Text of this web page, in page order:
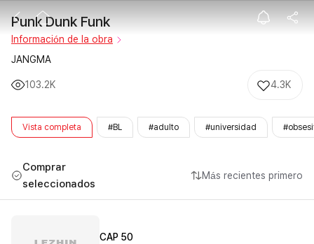
Punk Dunk
Punk Dunk Funk
Información de la obra
JANGMA
103.2K 4.3K
Vista completa #BL #adulto #universidad
Comprar
seleccionados
Más recientes primero
CAP 50